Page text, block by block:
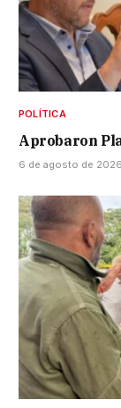
POLÍTICA
Aprobaron
6 de agosto de 2026